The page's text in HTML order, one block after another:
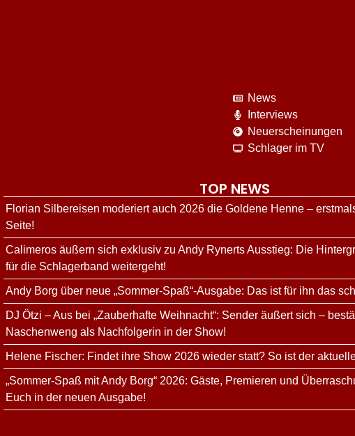
News
Interviews
Neuerscheinungen
Schlager im TV
TOP NEWS
Florian Silbereisen moderiert auch 2026 die Goldene Henne –
Seite!
Calimeros äußern sich exklusiv zu Andy Rynerts Ausstieg: Die
für die Schlagerband weitergeht!
Andy Borg über neue „Sommer-Spaß“-Ausgabe: Das ist für ihn das
DJ Ötzi – Aus bei „Zauberhafte Weihnacht“: Sender äußert sich –
Naschenweng als Nachfolgerin in der Show!
Helene Fischer: Findet ihre Show 2026 wieder statt? So ist der
„Sommer-Spaß mit Andy Borg“ 2026: Gäste, Premieren und
Euch in der neuen Ausgabe!